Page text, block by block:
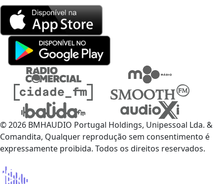
© 2026 BMHAUDIO Portugal Holdings, Unipessoal Lda. &
Comandita, Qualquer reprodução sem consentimento é
expressamente proibida. Todos os direitos reservados.